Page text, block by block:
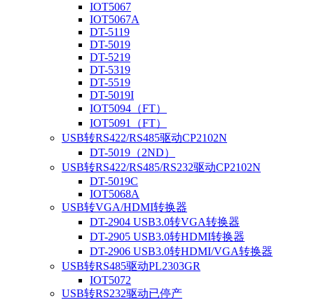
IOT5067
IOT5067A
DT-5119
DT-5019
DT-5219
DT-5319
DT-5519
DT-5019I
IOT5094（FT）
IOT5091（FT）
USB转RS422/RS485驱动CP2102N
DT-5019（2ND）
USB转RS422/RS485/RS232驱动CP2102N
DT-5019C
IOT5068A
USB转VGA/HDMI转换器
DT-2904 USB3.0转VGA转换器
DT-2905 USB3.0转HDMI转换器
DT-2906 USB3.0转HDMI/VGA转换器
USB转RS485驱动PL2303GR
IOT5072
USB转RS232驱动已停产